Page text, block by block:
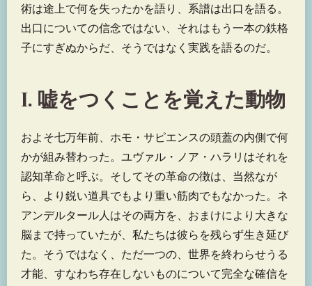
術は途上で何を失ったかを語り、系譜は出口を語る。
出口についての信念ではない、それはもう一本の鉄格
子にすぎぬからだ、そうではなく実践を語るのだ。
I. 嘘をつくことを覚えた動物
およそ七万年前、ホモ・サピエンスの頭蓋の内側で何
かが組み替わった。ユヴァル・ノア・ハラリはそれを
認知革命と呼ぶ。そしてその革命の徴は、当然なが
ら、より鋭い道具でもより重い筋肉でもなかった。ネ
アンデルタール人はその両方を、おまけにより大きな
脳まで持っていたが、私たちは彼らを残らず生き延び
た。そうではなく、ただ一つの、世界を終わらせうる
才能、すなわち存在しないものについて完全な確信を